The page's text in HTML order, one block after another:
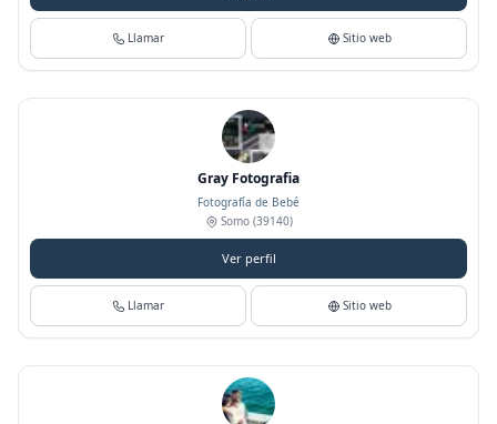
Llamar Sitio web
Gray Fotografia
Fotografía de Bebé
Somo(39140)
Ver perfil
Llamar Sitio web